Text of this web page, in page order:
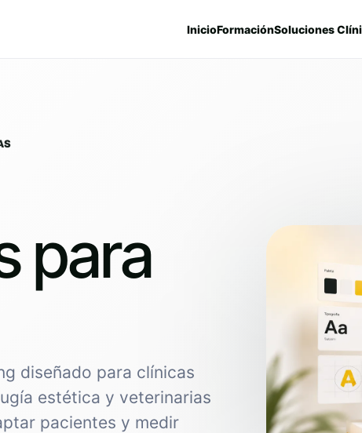
InicioFormaciónSoluciones
para
diseñado para clínicas
estética y veterinarias
pacientes y medir